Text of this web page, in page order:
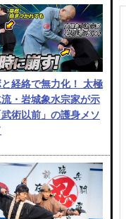
経絡で無力化！ 太極
・岩城象水宗家が示
術以前」の護身メソ